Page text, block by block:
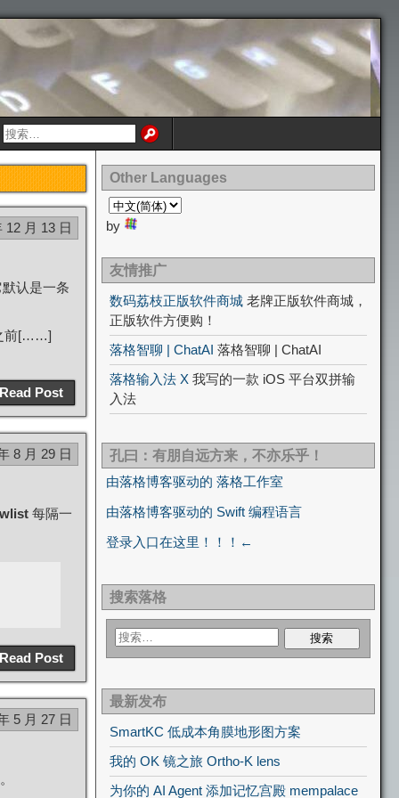
12 月 13 日
认是一条
前[……]
Read Post
8 月 29 日
每隔一
Read Post
5 月 27 日
Other Languages
by
友情推广
数码荔枝正版软件商城 老牌正版软件商城，
正版软件方便购！
落格智聊 | ChatAI 落格智聊 | ChatAI
落格输入法 X 我写的一款 iOS 平台双拼输
入法
孔曰：有朋自远方来，不亦乐乎！
由落格博客驱动的 落格工作室
由落格博客驱动的 Swift 编程语言
登录入口在这里！！！←
搜索落格
最新发布
SmartKC 低成本角膜地形图方案
我的 OK 镜之旅 Ortho-K lens
为你的 AI Agent 添加记忆宫殿 mempalace